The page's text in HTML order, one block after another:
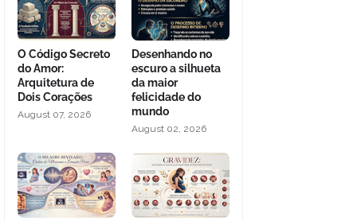
O Código Secreto
do Amor:
Arquitetura de
Dois Corações
August 07, 2026
Desenhando no
escuro a silhueta
da maior
felicidade do
mundo
August 02, 2026